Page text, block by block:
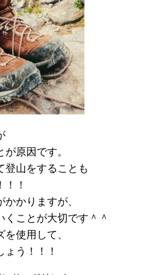
原因です。
登山をすることも
！
かりますが、
くことが大切です＾＾
使用して、
う！！！